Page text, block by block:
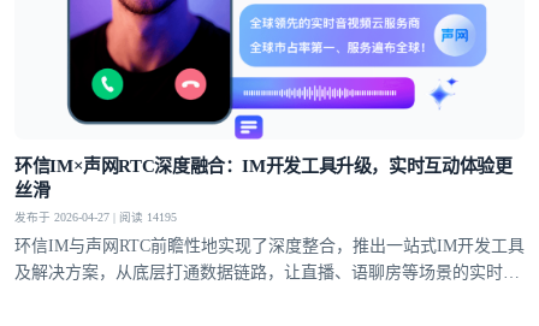
环信IM×声网RTC深度融合：IM开发工具升级，实时互动体验更
丝滑
发布于 2026-04-27 | 阅读 14195
环信IM与声网RTC前瞻性地实现了深度整合，推出一站式IM开发工具
及解决方案，从底层打通数据链路，让直播、语聊房等场景的实时互